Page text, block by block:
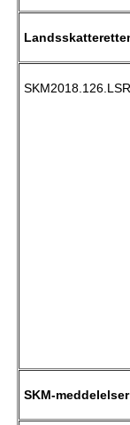
SKM2018.126.LSR
SKM-meddelelser